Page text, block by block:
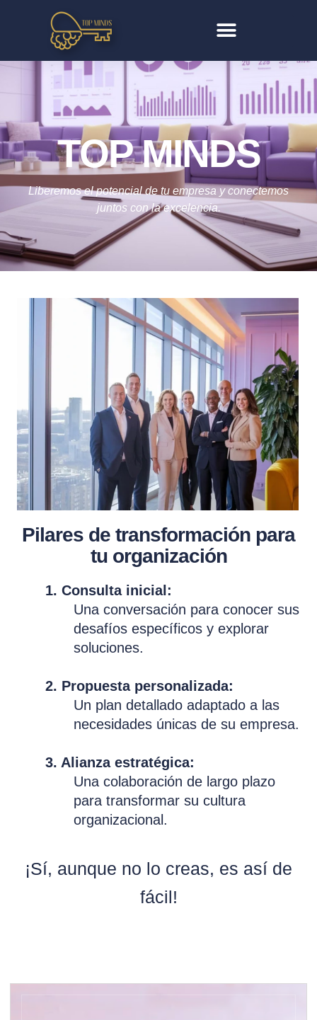
TOP MINDS
Liberemos el potencial de tu empresa y conectemos
juntos con la excelencia.
Pilares de transformación para
tu organización
1. Consulta inicial:
Una conversación para conocer sus
desafíos específicos y explorar
soluciones.
2. Propuesta personalizada:
Un plan detallado adaptado a las
necesidades únicas de su empresa.
3. Alianza estratégica:
Una colaboración de largo plazo
para transformar su cultura
organizacional.
¡Sí, aunque no lo creas, es así de
fácil!